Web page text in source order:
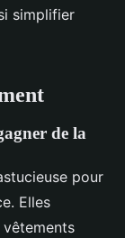
simplifier
de la
pour
Elles